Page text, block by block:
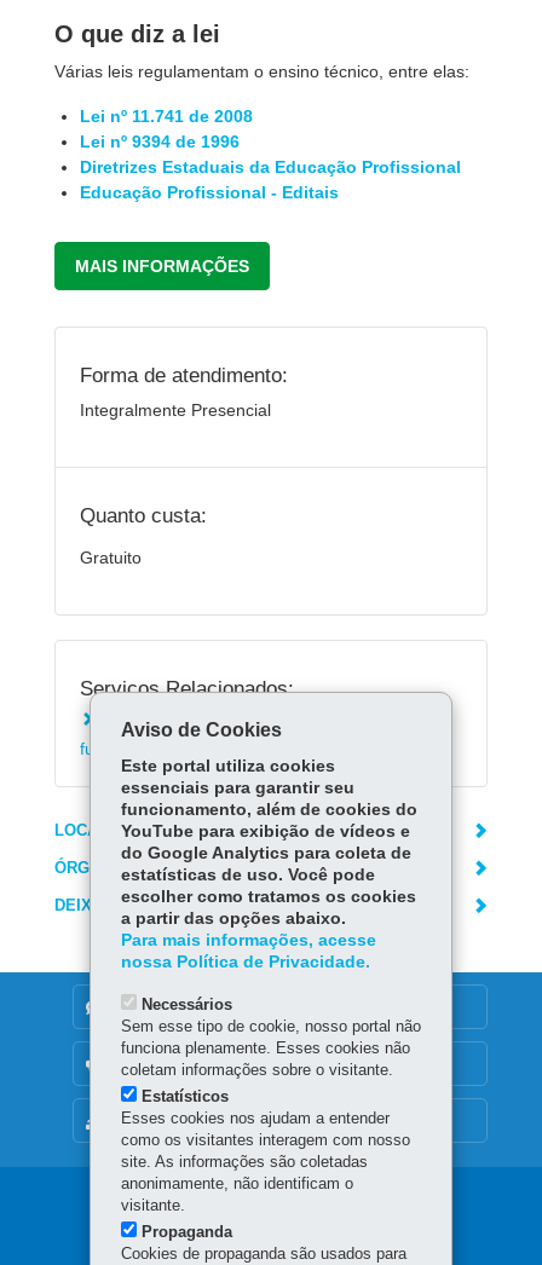
O que diz a lei
Várias leis regulamentam o ensino técnico, entre elas:
Lei nº 11.741 de 2008
Lei nº 9394 de 1996
Diretrizes Estaduais da Educação Profissional
Educação Profissional - Editais
MAIS INFORMAÇÕES
Forma de atendimento:
Integralmente Presencial
Quanto custa:
Gratuito
Serviços Relacionados:
Emitir declaração de matrícula no ensino
fundamental e médio
LOCAIS DE ATENDIMENTO
ÓRGÃO RESPONSÁVEL
DEIXE SUA OPINIÃO
MAPA DO SITE
DENUNCIE CORRUPÇÃO
OUVIDORIA
Navegação
principal
Aviso de Cookies
Este portal utiliza cookies
essenciais para garantir seu
funcionamento, além de cookies do
YouTube para exibição de vídeos e
do Google Analytics para coleta de
estatísticas de uso. Você pode
escolher como tratamos os cookies
a partir das opções abaixo.
Para mais informações, acesse
nossa Política de Privacidade.
Necessários
Sem esse tipo de cookie, nosso portal não
funciona plenamente. Esses cookies não
coletam informações sobre o visitante.
Estatísticos
Esses cookies nos ajudam a entender
como os visitantes interagem com nosso
site. As informações são coletadas
anonimamente, não identificam o
visitante.
Propaganda
Cookies de propaganda são usados para